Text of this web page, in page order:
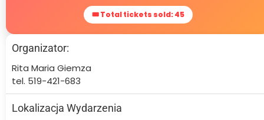
🎟 Total tickets sold: 45
Organizator:
Rita Maria Giemza
tel. 519-421-683
Lokalizacja Wydarzenia